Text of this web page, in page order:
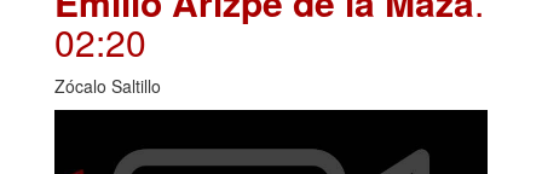
02:20
Zócalo Saltillo